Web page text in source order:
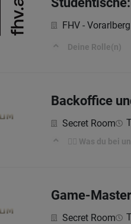
FHV -
Deine Rolle(n)
Backoffice
Secret Room
🕵️‍♀️ Was du bei
Game-
Secret Room